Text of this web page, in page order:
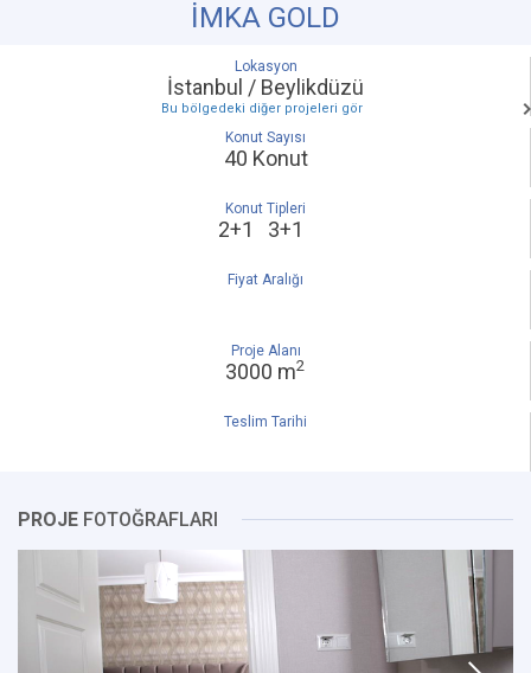
İMKA GOLD
Lokasyon
İstanbul / Beylikdüzü
Bu bölgedeki diğer projeleri gör
Konut Sayısı
40 Konut
Konut Tipleri
2+1 3+1
Fiyat Aralığı
Proje Alanı
3000 m2
Teslim Tarihi
PROJE FOTOĞRAFLARI